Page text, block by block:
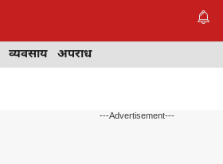
व्यवसाय अपराध
---Advertisement---